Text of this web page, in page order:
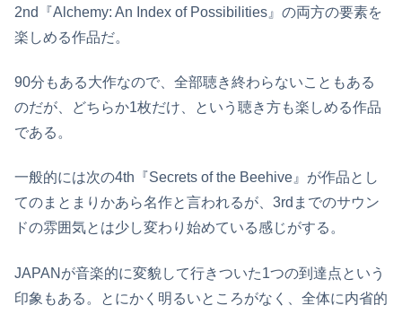
2nd『Alchemy: An Index of Possibilities』の両方の要素を
楽しめる作品だ。
90分もある大作なので、全部聴き終わらないこともある
のだが、どちらか1枚だけ、という聴き方も楽しめる作品
である。
一般的には次の4th『Secrets of the Beehive』が作品とし
てのまとまりかあら名作と言われるが、3rdまでのサウン
ドの雰囲気とは少し変わり始めている感じがする。
JAPANが音楽的に変貌して行きついた1つの到達点という
印象もある。とにかく明るいところがなく、全体に内省的